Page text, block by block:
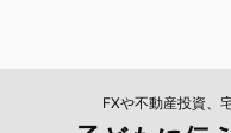
FXや不動産投資、